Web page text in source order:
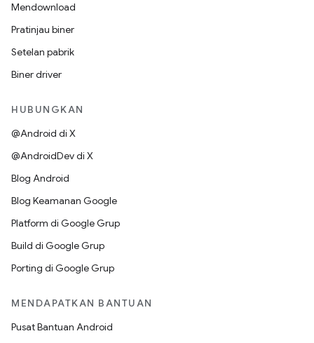
Mendownload
Pratinjau biner
Setelan pabrik
Biner driver
HUBUNGKAN
@Android di X
@AndroidDev di X
Blog Android
Blog Keamanan Google
Platform di Google Grup
Build di Google Grup
Porting di Google Grup
MENDAPATKAN BANTUAN
Pusat Bantuan Android